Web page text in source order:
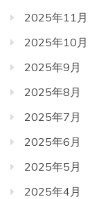
2025年11月
2025年10月
2025年9月
2025年8月
2025年7月
2025年6月
2025年5月
2025年4月